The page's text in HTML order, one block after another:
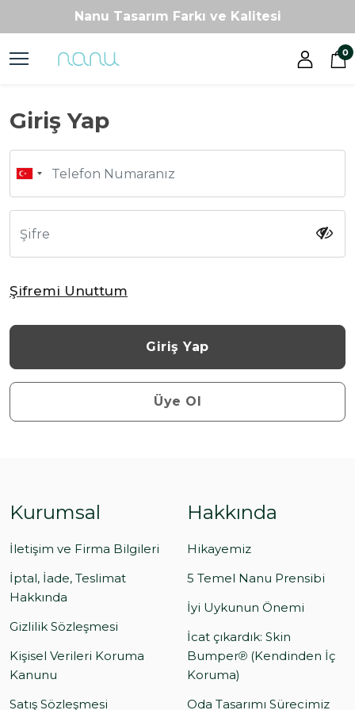
Nanu Tasarım Farkı ve Kalitesi
Patentli ve Ödüllü Tasarımlar
Kişiye Özel Üretim
Patentli ve Ödüllü Tasarımlar
Kişiye Özel Üretim
0
Giriş Yap
Turkey
+90
Şifremi Unuttum
Giriş Yap
Üye Ol
Kurumsal
İletişim ve Firma Bilgileri
İptal, İade, Teslimat
Hakkında
Gizlilik Sözleşmesi
Kişisel Verileri Koruma
Kanunu
Satış Sözleşmesi
Hakkında
Hikayemiz
5 Temel Nanu Prensibi
İyi Uykunun Önemi
İcat çıkardık: Skin
Bumper℗ (Kendinden İç
Koruma)
Oda Tasarımı Sürecimiz